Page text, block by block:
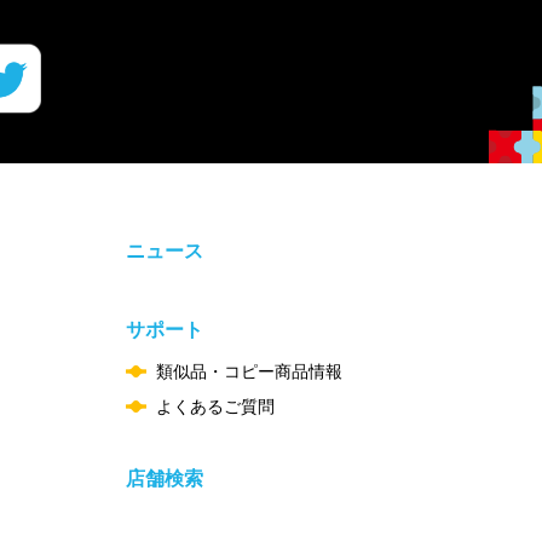
ニュース
サポート
類似品・コピー商品情報
よくあるご質問
店舗検索